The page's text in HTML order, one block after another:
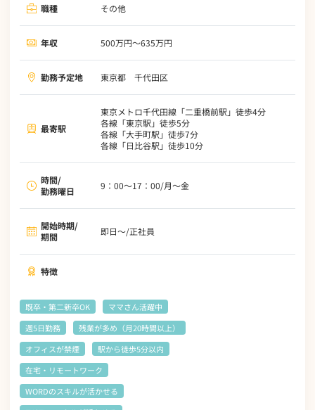
職種 その他
年収 500万円～635万円
勤務予定地 東京都 千代田区
最寄駅
東京メトロ千代田線「二重橋前駅」徒歩4分
各線「東京駅」徒歩5分
各線「大手町駅」徒歩7分
各線「日比谷駅」徒歩10分
時間/
勤務曜日
9：00～17：00/月～金
開始時期/
期間
即日～/正社員
特徴
既卒・第二新卒OK
ママさん活躍中
週5日勤務
残業が多め（月20時間以上）
オフィスが禁煙
駅から徒歩5分以内
在宅・リモートワーク
WORDのスキルが活かせる